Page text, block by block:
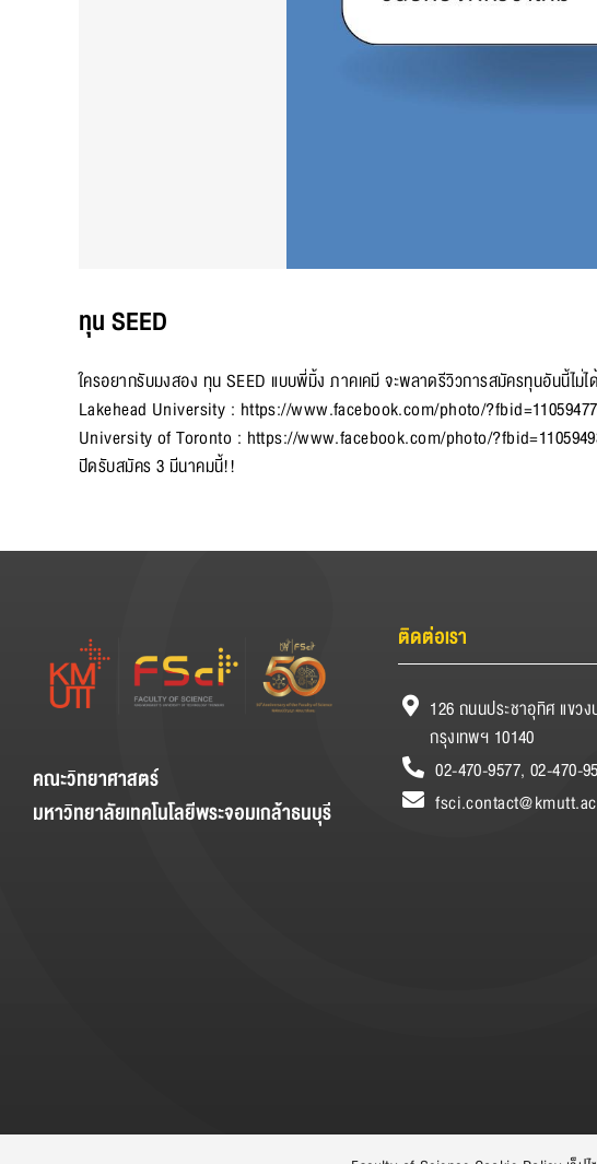
ทุน SEED
ใครอยากรับมงสอง ทุน SEED แบบพี่มิ้ง ภาคเคมี จะพลาดรีวิวการสมัครทุนอันนี้ไม่ได้
Lakehead University : https://www.facebook.com/photo/
University of Toronto : https://www.facebook.com/photo/
ปิดรับสมัคร 3 มีนาคมนี้!!
คณะวิทยาศาสตร์
มหาวิทยาลัยเทคโนโลยีพระจอมเกล้าธนบุรี
ติดต่อเรา
126 ถนนประชาอุทิศ แขว
กรุงเทพฯ 10140
02-470-9577, 02-470-